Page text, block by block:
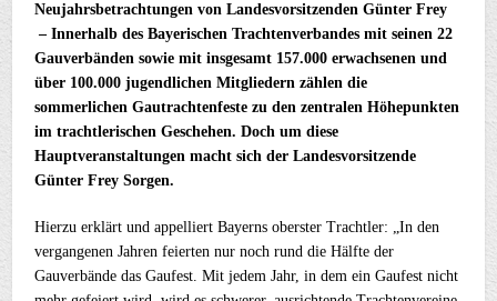
Neujahrsbetrachtungen von Landesvorsitzenden Günter Frey
– Innerhalb des Bayerischen Trachtenverbandes mit seinen 22
Gauverbänden sowie mit insgesamt 157.000 erwachsenen und
über 100.000 jugendlichen Mitgliedern zählen die
sommerlichen Gautrachtenfeste zu den zentralen Höhepunkten
im trachtlerischen Geschehen. Doch um diese
Hauptveranstaltungen macht sich der Landesvorsitzende
Günter Frey Sorgen.
Hierzu erklärt und appelliert Bayerns oberster Trachtler: „In den
vergangenen Jahren feierten nur noch rund die Hälfte der
Gauverbände das Gaufest. Mit jedem Jahr, in dem ein Gaufest nicht